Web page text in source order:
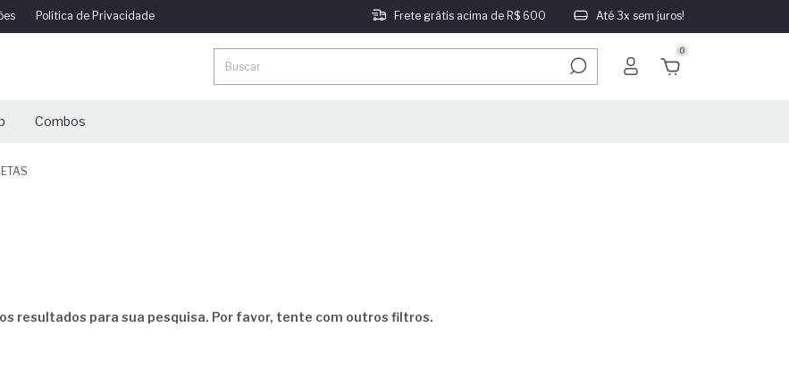
Política de Privacidade Frete grátis acima de R$ 600 Até 3x sem juros!
0
Combos
resultados para sua pesquisa. Por favor, tente com outros filtros.